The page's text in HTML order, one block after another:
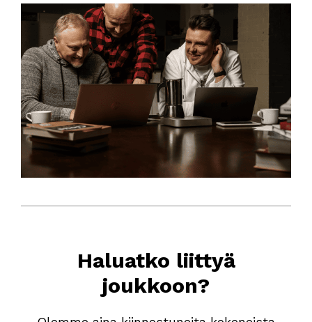
Haluatko liittyä
joukkoon?